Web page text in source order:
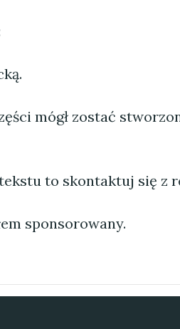
mógł zostać
to skontaktuj się z
sponsorowany.